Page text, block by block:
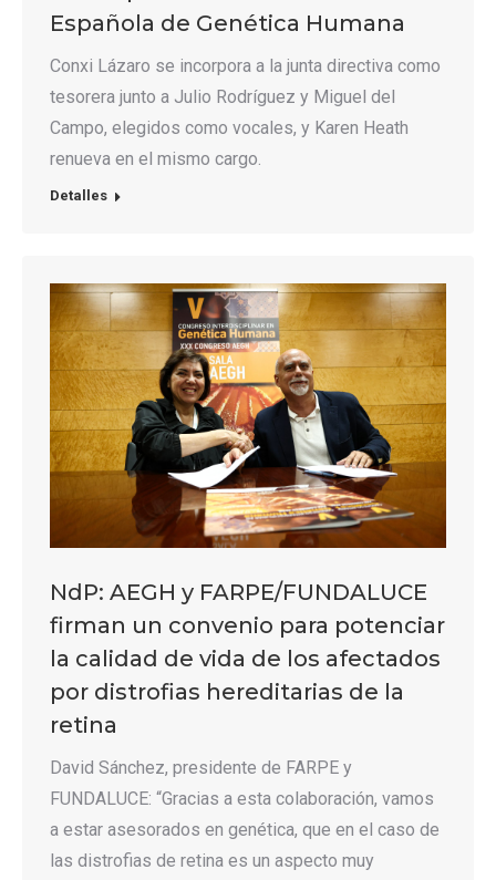
Española de Genética Humana
Conxi Lázaro se incorpora a la junta directiva como
tesorera junto a Julio Rodríguez y Miguel del
Campo, elegidos como vocales, y Karen Heath
renueva en el mismo cargo.
Detalles
NdP: AEGH y FARPE/FUNDALUCE
firman un convenio para potenciar
la calidad de vida de los afectados
por distrofias hereditarias de la
retina
David Sánchez, presidente de FARPE y
FUNDALUCE: “Gracias a esta colaboración, vamos
a estar asesorados en genética, que en el caso de
las distrofias de retina es un aspecto muy